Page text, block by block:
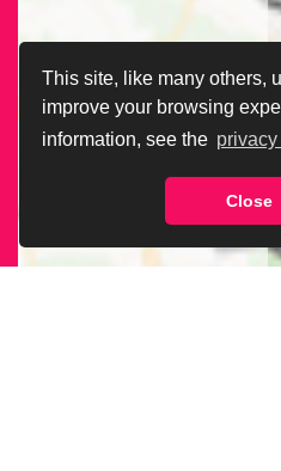
This site, like many others,
improve your browsing
information, see the
Close